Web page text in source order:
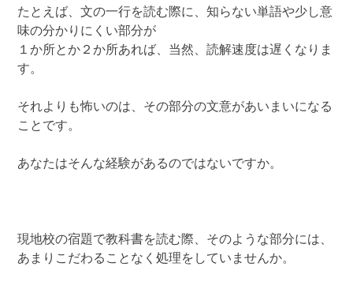
たとえば、文の一行を読む際に、知らない単語や少し意
味の分かりにくい部分が
１か所とか２か所あれば、当然、読解速度は遅くなりま
す。
それよりも怖いのは、その部分の文意があいまいになる
ことです。
あなたはそんな経験があるのではないですか。
現地校の宿題で教科書を読む際、そのような部分には、
あまりこだわることなく処理をしていませんか。